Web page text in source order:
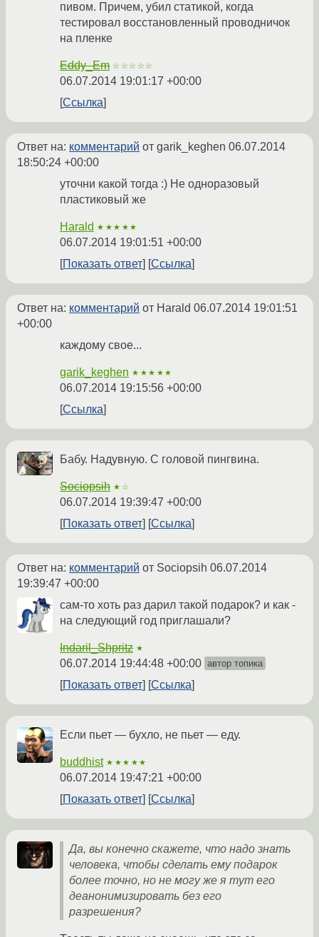
пивом. Причем, убил статикой, когда
тестировал восстановленный проводничок
на пленке
Eddy_Em ☆☆☆☆☆
06.07.2014 19:01:17 +00:00
Ссылка
Ответ на: комментарий от garik_keghen 06.07.2014
18:50:24 +00:00
уточни какой тогда :) Не одноразовый
пластиковый же
Harald ★★★★★
06.07.2014 19:01:51 +00:00
Показать ответ
Ссылка
Ответ на: комментарий от Harald 06.07.2014 19:01:51
+00:00
каждому свое...
garik_keghen ★★★★★
06.07.2014 19:15:56 +00:00
Ссылка
Бабу. Надувную. С головой пингвина.
Sociopsih ★☆
06.07.2014 19:39:47 +00:00
Показать ответ
Ссылка
Ответ на: комментарий от Sociopsih 06.07.2014
19:39:47 +00:00
сам-то хоть раз дарил такой подарок? и как -
на следующий год приглашали?
Indaril_Shpritz ★
06.07.2014 19:44:48 +00:00 автор топика
Показать ответ Ссылка
Если пьет — бухло, не пьет — еду.
buddhist ★★★★★
06.07.2014 19:47:21 +00:00
Показать ответ
Ссылка
Да, вы конечно скажете, что надо знать
человека, чтобы сделать ему подарок
более точно, но не могу же я тут его
деанонимизировать без его
разрешения?